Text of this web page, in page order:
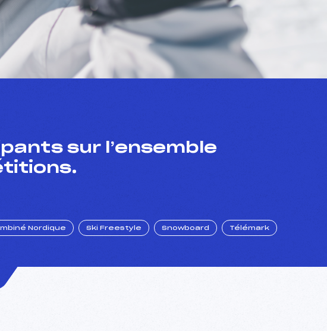
sur l’ensemble
Nordique Ski Freestyle Snowboard Télémark